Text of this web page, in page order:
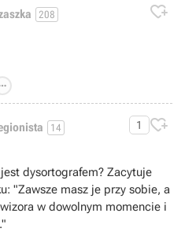
208 
14 1 
dysortografem? Zacytuje
"Zawsze masz je przy sobie, a
w dowolnym momencie i